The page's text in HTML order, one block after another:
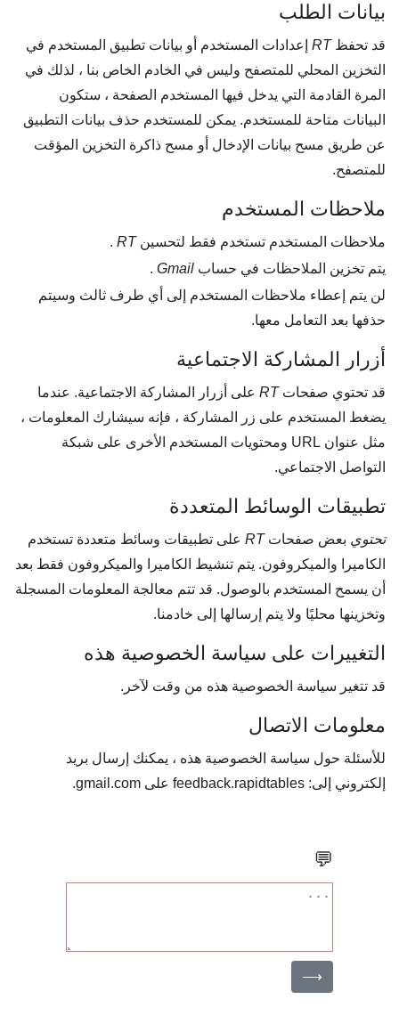
بيانات الطلب
قد تحفظRTإعدادات المستخدم أو بيانات تطبيق المستخدم في
التخزين المحلي للمتصفح وليس في الخادم الخاص بنا ، لذلك في
المرة القادمة التي يدخل فيها المستخدم الصفحة ، ستكون
البيانات متاحة للمستخدم. يمكن للمستخدم حذف بيانات التطبيق
عن طريق مسح بيانات الإدخال أو مسح ذاكرة التخزين المؤقت
للمتصفح.
ملاحظات المستخدم
ملاحظات المستخدم تستخدم فقط لتحسينRT
.
يتم تخزين الملاحظات في حسابGmail
.
لن يتم إعطاء ملاحظات المستخدم إلى أي طرف ثالث وسيتم
حذفها بعد التعامل معها.
أزرار المشاركة الاجتماعية
قد تحتوي صفحاتRTعلى أزرار المشاركة الاجتماعية. عندما
يضغط المستخدم على زر المشاركة ، فإنه سيشارك المعلومات ،
مثل عنوان URL ومحتويات المستخدم الأخرى على شبكة
التواصل الاجتماعي.
تطبيقات الوسائط المتعددة
تحتويبعض صفحاتRTعلى تطبيقات وسائط متعددة تستخدم
الكاميرا والميكروفون. يتم تنشيط الكاميرا والميكروفون فقط بعد
أن يسمح المستخدم بالوصول. قد تتم معالجة المعلومات المسجلة
وتخزينها محليًا ولا يتم إرسالها إلى خادمنا.
التغييرات على سياسة الخصوصية هذه
قد تتغير سياسة الخصوصية هذه من وقت لآخر.
معلومات الاتصال
للأسئلة حول سياسة الخصوصية هذه ، يمكنك إرسال بريد
إلكتروني إلى: feedback.rapidtables على gmail.com.
💬
⟶